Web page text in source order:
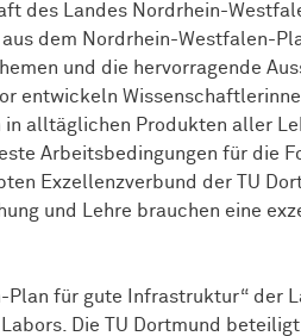
des Landes Nordrhein-
dem Nordrhein-Westfalen-
und die hervorragende
entwickeln
alltäglichen Produkten aller
Arbeitsbedingungen für die
Exzellenzverbund der TU
und Lehre brauchen eine
für gute Infrastruktur“ der
Die TU Dortmund